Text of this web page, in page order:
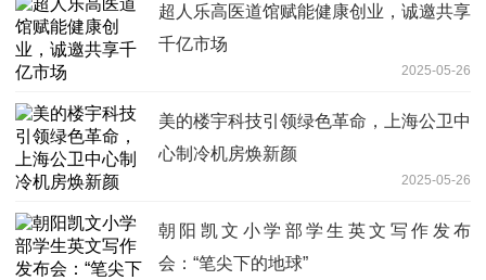
超人乐高医道馆赋能健康创业，诚邀共享
千亿市场
2025-05-26
美的楼宇科技引领绿色革命，上海公卫中
心制冷机房焕新颜
2025-05-26
朝阳凯文小学部学生英文写作发布
会：“笔尖下的地球”